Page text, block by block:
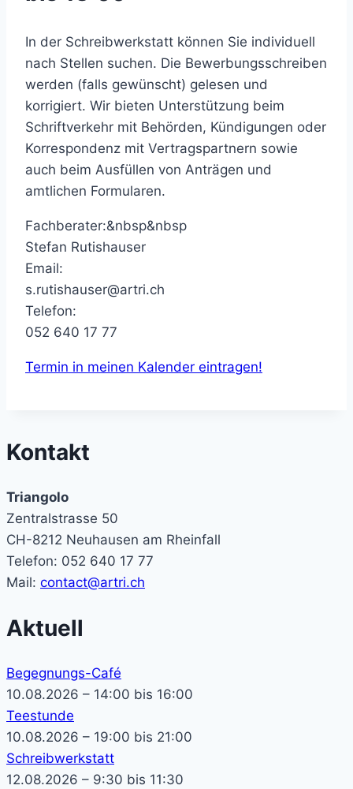
In der Schreibwerkstatt können Sie individuell
nach Stellen suchen. Die Bewerbungsschreiben
werden (falls gewünscht) gelesen und
korrigiert. Wir bieten Unterstützung beim
Schriftverkehr mit Behörden, Kündigungen oder
Korrespondenz mit Vertragspartnern sowie
auch beim Ausfüllen von Anträgen und
amtlichen Formularen.
Fachberater:&nbsp&nbsp
Stefan Rutishauser
Email:
s.rutishauser@artri.ch
Telefon:
052 640 17 77
Termin in meinen Kalender eintragen!
Kontakt
Triangolo
Zentralstrasse 50
CH-8212 Neuhausen am Rheinfall
Telefon: 052 640 17 77
Mail: contact@artri.ch
Aktuell
Begegnungs-Café
10.08.2026 – 14:00 bis 16:00
Teestunde
10.08.2026 – 19:00 bis 21:00
Schreibwerkstatt
12.08.2026 – 9:30 bis 11:30